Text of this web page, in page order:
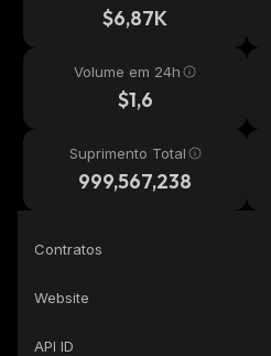
$6,87K
Volume em 24h
$1,6
Suprimento Total
999,567,238
Contratos
Website
API ID